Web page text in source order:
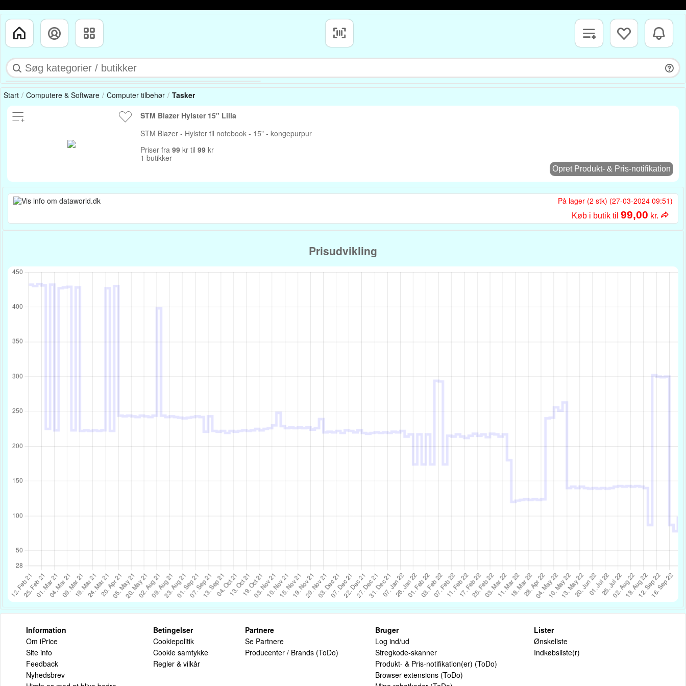
Start Computere & Software Computer tilbehør
Tasker
STM Blazer Hylster 15" Lilla
STM Blazer - Hylster til notebook - 15" - kongepurpur
Priser fra 99 kr til 99 kr
1 butikker
Opret Produkt- & Pris-notifikation
På lager (2 stk) (27-03-2024 09:51)
Køb i butik til 99,00 kr.
Prisudvikling
Information
Om iPrice
Site info
Feedback
Nyhedsbrev
Betingelser
Cookiepolitik
Cookie samtykke
Regler & vilkår
Partnere
Se Partnere
Producenter / Brands (ToDo)
Bruger
Log ind/ud
Stregkode-skanner
Produkt- & Pris-notifikation(er) (ToDo)
Browser extensions (ToDo)
Lister
Ønskeliste
Indkøbsliste(r)